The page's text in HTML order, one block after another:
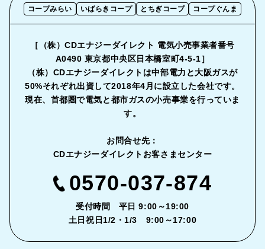
コープみらい いばらきコープ とちぎコープ コープぐんま
［（株）CDエナジーダイレクト 電気小売事業者番号
A0490 東京都中央区日本橋室町4-5-1］
（株）CDエナジーダイレクトは中部電力と大阪ガスが
50%それぞれ出資して2018年4月に設立した会社です。
現在、首都圏で電気と都市ガスの小売事業を行っていま
す。
お問合せ先：
CDエナジーダイレクトお客さまセンター
0570-037-874
受付時間 平日 9:00～19:00
土日祝日1/2・1/3 9:00～17:00